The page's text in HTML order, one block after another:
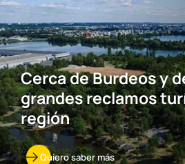
Cerca de Burdeos y
grandes reclamos
región
Quiero saber más